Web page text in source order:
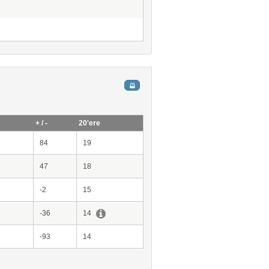
+ / - 20'ere
84 19
47 18
-2 15
-36 14
-93 14